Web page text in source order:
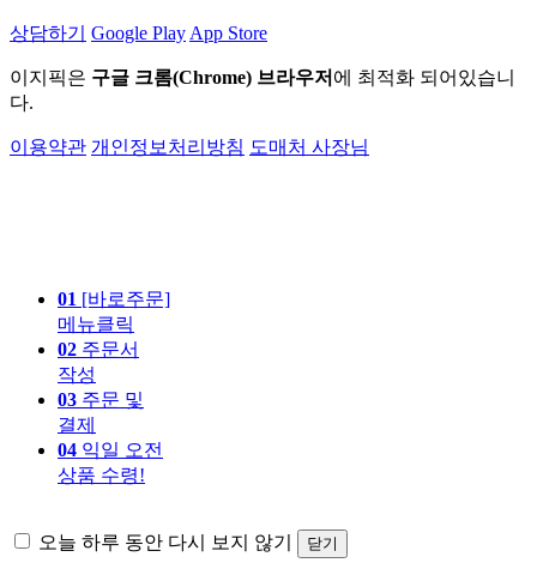
상담하기 Google Play App Store
이지픽은 구글 크롬(Chrome) 브라우저 에 최적화 되어있습니
다.
이용약관 개인정보처리방침 도매처 사장님
01 [바로주문]
메뉴클릭
02 주문서
작성
03 주문 및
결제
04 익일 오전
상품 수령!
오늘 하루 동안 다시 보지 않기 닫기